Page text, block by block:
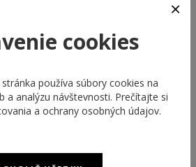
PRODUKTY
cookies
používa súbory cookies na
a analýzu návštevnosti. Prečítajte si
a ochrany osobných údajov.